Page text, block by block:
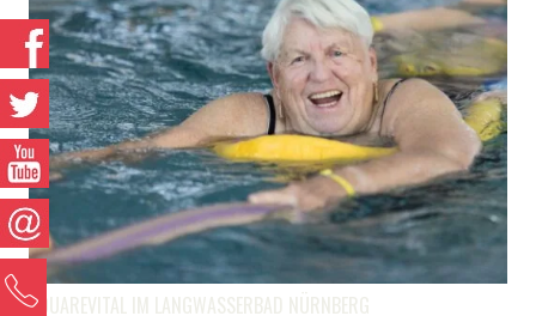
AQUAREVITAL IM LANGWASSERBAD NÜRNBERG